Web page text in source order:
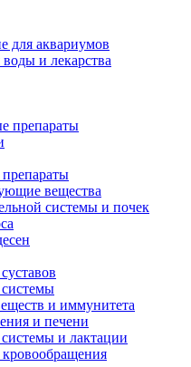
для аквариумов
и лекарства
препараты
вещества
системы и почек
и иммунитета
и печени
и лактации